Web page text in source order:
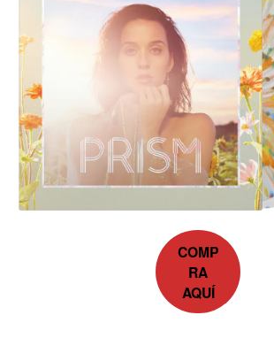
COMP
RA
AQUÍ